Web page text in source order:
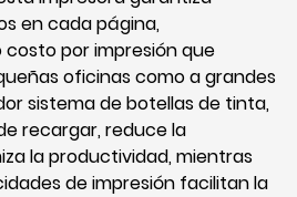
en cada página,
por impresión que
oficinas como a grandes
sistema de botellas de tinta,
recargar, reduce la
la productividad, mientras
de impresión facilitan la